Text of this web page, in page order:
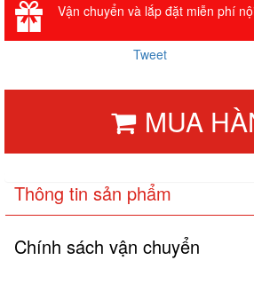
Vận chuyển và lắp đặt miễn phí
Tweet
MUA
Thông tin sản phẩm
Chính sách vận chuyển